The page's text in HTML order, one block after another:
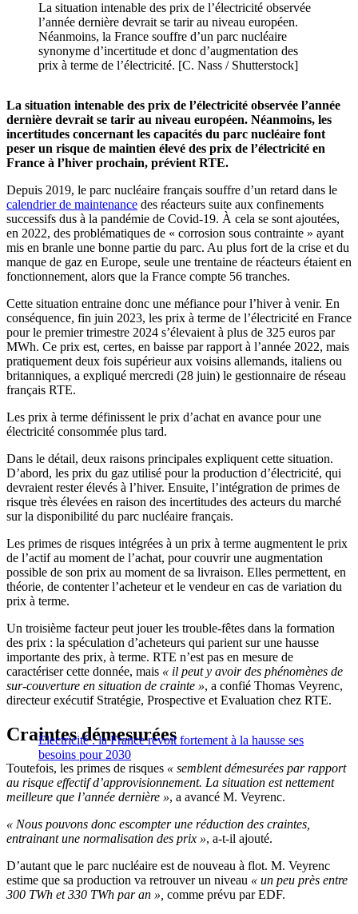
La situation intenable des prix de l’électricité observée
l’année dernière devrait se tarir au niveau européen.
Néanmoins, la France souffre d’un parc nucléaire
synonyme d’incertitude et donc d’augmentation des
prix à terme de l’électricité. [C. Nass / Shutterstock]
La situation intenable des prix de l’électricité observée l’année
dernière devrait se tarir au niveau européen. Néanmoins, les
incertitudes concernant les capacités du parc nucléaire font
peser un risque de maintien élevé des prix de l’électricité en
France à l’hiver prochain, prévient RTE.
Depuis 2019, le parc nucléaire français souffre d’un retard dans le
calendrier de maintenance des réacteurs suite aux confinements
successifs dus à la pandémie de Covid-19. À cela se sont ajoutées,
en 2022, des problématiques de « corrosion sous contrainte » ayant
mis en branle une bonne partie du parc. Au plus fort de la crise et du
manque de gaz en Europe, seule une trentaine de réacteurs étaient en
fonctionnement, alors que la France compte 56 tranches.
Cette situation entraine donc une méfiance pour l’hiver à venir. En
conséquence, fin juin 2023, les prix à terme de l’électricité en France
pour le premier trimestre 2024 s’élevaient à plus de 325 euros par
MWh. Ce prix est, certes, en baisse par rapport à l’année 2022, mais
pratiquement deux fois supérieur aux voisins allemands, italiens ou
britanniques, a expliqué mercredi (28 juin) le gestionnaire de réseau
français RTE.
Les prix à terme définissent le prix d’achat en avance pour une
électricité consommée plus tard.
Dans le détail, deux raisons principales expliquent cette situation.
D’abord, les prix du gaz utilisé pour la production d’électricité, qui
devraient rester élevés à l’hiver. Ensuite, l’intégration de primes de
risque très élevées en raison des incertitudes des acteurs du marché
sur la disponibilité du parc nucléaire français.
Les primes de risques intégrées à un prix à terme augmentent le prix
de l’actif au moment de l’achat, pour couvrir une augmentation
possible de son prix au moment de sa livraison. Elles permettent, en
théorie, de contenter l’acheteur et le vendeur en cas de variation du
prix à terme.
Un troisième facteur peut jouer les trouble-fêtes dans la formation
des prix : la spéculation d’acheteurs qui parient sur une hausse
importante des prix, à terme. RTE n’est pas en mesure de
caractériser cette donnée, mais « il peut y avoir des phénomènes de
sur-couverture en situation de crainte », a confié Thomas Veyrenc,
directeur exécutif Stratégie, Prospective et Evaluation chez RTE.
Électricité : la France revoit fortement à la hausse ses
besoins pour 2030
Craintes démesurées
Toutefois, les primes de risques « semblent démesurées par rapport
au risque effectif d’approvisionnement. La situation est nettement
meilleure que l’année dernière », a avancé M. Veyrenc.
« Nous pouvons donc escompter une réduction des craintes,
entrainant une normalisation des prix », a-t-il ajouté.
D’autant que le parc nucléaire est de nouveau à flot. M. Veyrenc
estime que sa production va retrouver un niveau « un peu près entre
300 TWh et 330 TWh par an », comme prévu par EDF.